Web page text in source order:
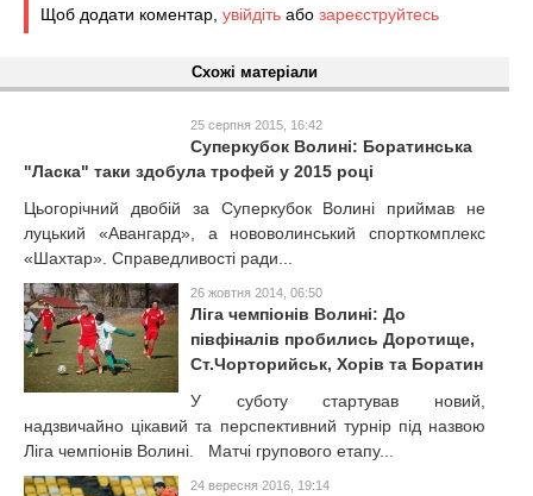
Щоб додати коментар, увійдіть або зареєструйтесь
Схожі матеріали
25 серпня 2015, 16:42
Суперкубок Волині: Боратинська
"Ласка" таки здобула трофей у 2015 році
Цьогорічний двобій за Суперкубок Волині приймав не
луцький «Авангард», а нововолинський спорткомплекс
«Шахтар». Справедливості ради...
26 жовтня 2014, 06:50
Ліга чемпіонів Волині: До
півфіналів пробились Доротище,
Ст.Чорторийськ, Хорів та Боратин
У суботу стартував новий,
надзвичайно цікавий та перспективний турнір під назвою
Ліга чемпіонів Волині. Матчі групового етапу...
24 вересня 2016, 19:14